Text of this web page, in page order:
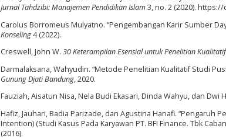
Jurnal Tahdzibi: Manajemen Pendidikan Islam3, no. 2 (2020).
Carolus Borromeus Mulyatno. “Pengembangan Karir Sumber
Konseling4 (2022).
Creswell, John W. 30 Keterampilan Esensial untuk Penelitian Kualitatif
Darmalaksana, Wahyudin. “Metode Penelitian Kualitatif Studi
Gunung Djati Bandung, 2020.
Fauziah, Aisatun Nisa, Nela Budi Ekasari, Dinda Wahyu, dan Dwi
Hafiz, Jauhari, Badia Parizade, dan Agustina Hanafi.
Intention) (Studi Kasus Pada Karyawan PT. BFI Finance. Tbk
(2016).